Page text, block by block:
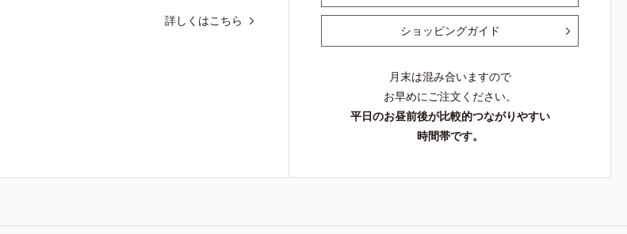
詳しくはこちら
ショッピングガイド
月末は混み合いますので
お早めにご注文ください。
平日のお昼前後が比較的つながりやすい
時間帯です。